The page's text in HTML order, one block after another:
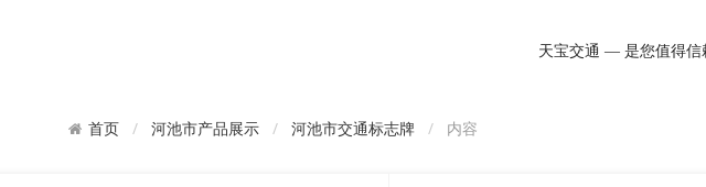
天宝交通 — 是您值得信
首页 河池市产品展示 河池市交通标志牌 内容